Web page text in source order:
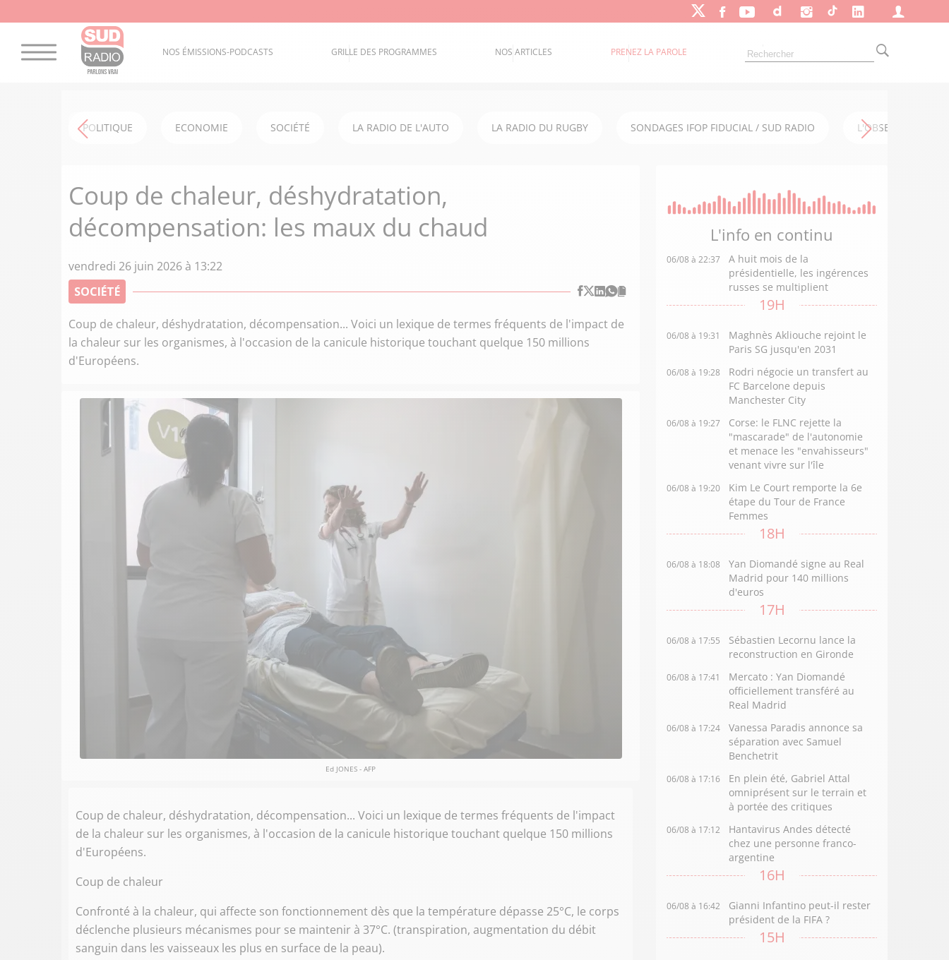
NOS ÉMISSIONS-PODCASTS GRILLE DES PROGRAMMES NOS ARTICLES PRENEZ LA PAROLE
POLITIQUE ECONOMIE SOCIÉTÉ LA RADIO DE L'AUTO LA RADIO DU RUGBY SONDAGES IFOP FIDUCIAL / SUD RADIO L'OBSERVATOIRE
Coup de chaleur, déshydratation,
décompensation: les maux du chaud
vendredi 26 juin 2026 à 13:22
SOCIÉTÉ
Coup de chaleur, déshydratation, décompensation... Voici un lexique de termes fréquents de l'impact de
la chaleur sur les organismes, à l'occasion de la canicule historique touchant quelque 150 millions
d'Européens.
Ed JONES - AFP
Coup de chaleur, déshydratation, décompensation... Voici un lexique de termes fréquents de l'impact
de la chaleur sur les organismes, à l'occasion de la canicule historique touchant quelque 150 millions
d'Européens.
Coup de chaleur
Confronté à la chaleur, qui affecte son fonctionnement dès que la température dépasse 25°C, le corps
déclenche plusieurs mécanismes pour se maintenir à 37°C. (transpiration, augmentation du débit
sanguin dans les vaisseaux les plus en surface de la peau).
L'info en continu
06/08 à 22:37
A huit mois de la
présidentielle, les ingérences
russes se multiplient
19H
06/08 à 19:31
Maghnès Akliouche rejoint le
Paris SG jusqu'en 2031
06/08 à 19:28
Rodri négocie un transfert au
FC Barcelone depuis
Manchester City
06/08 à 19:27
Corse: le FLNC rejette la
"mascarade" de l'autonomie
et menace les "envahisseurs"
venant vivre sur l'île
06/08 à 19:20
Kim Le Court remporte la 6e
étape du Tour de France
Femmes
18H
06/08 à 18:08
Yan Diomandé signe au Real
Madrid pour 140 millions
d'euros
17H
06/08 à 17:55
Sébastien Lecornu lance la
reconstruction en Gironde
06/08 à 17:41
Mercato : Yan Diomandé
officiellement transféré au
Real Madrid
06/08 à 17:24
Vanessa Paradis annonce sa
séparation avec Samuel
Benchetrit
06/08 à 17:16
En plein été, Gabriel Attal
omniprésent sur le terrain et
à portée des critiques
06/08 à 17:12
Hantavirus Andes détecté
chez une personne franco-
argentine
16H
06/08 à 16:42
Gianni Infantino peut-il rester
président de la FIFA ?
15H